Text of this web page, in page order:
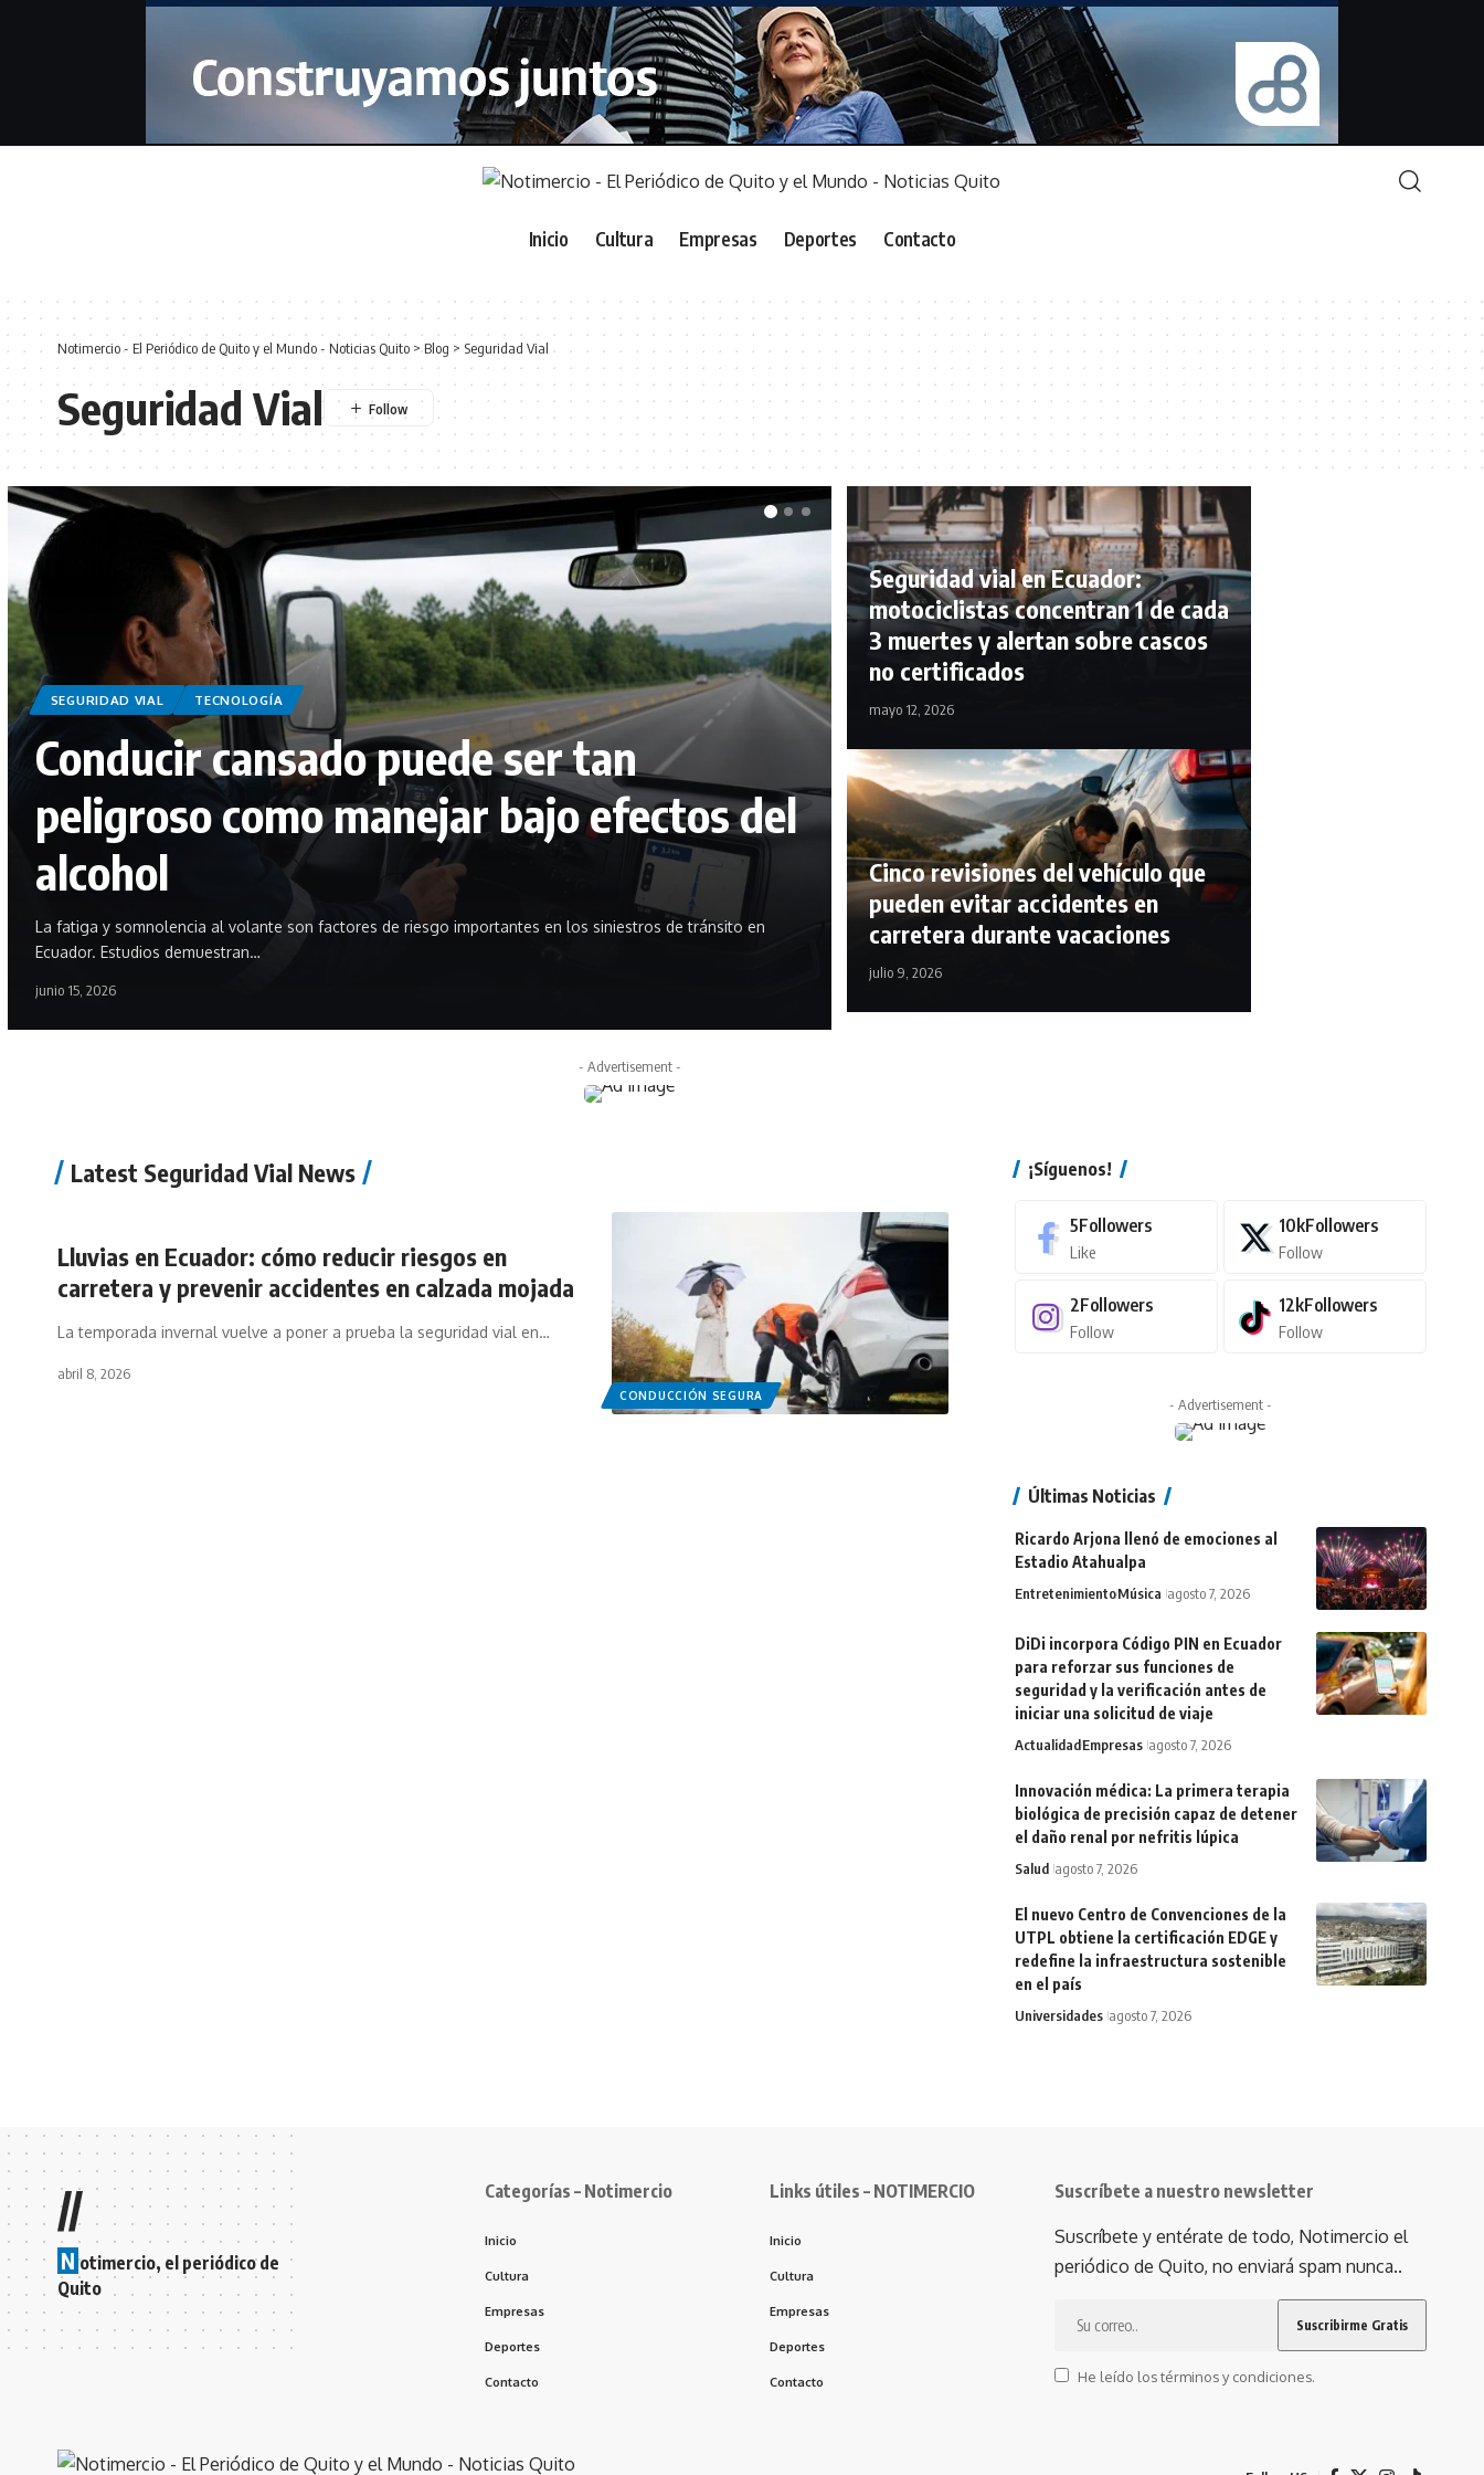
Inicio Cultura Empresas Deportes Contacto
Notimercio - El Periódico de Quito y el Mundo - Noticias Quito >Blog > Seguridad Vial
Seguridad Vial
SEGURIDAD VIAL TECNOLOGÍA
Conducir cansado puede ser tan
peligroso como manejar bajo efectos del
alcohol
La fatiga y somnolencia al volante son factores de riesgo importantes en los siniestros de tránsito en
Ecuador. Estudios demuestran…
junio 15, 2026
Seguridad vial en Ecuador:
motociclistas concentran 1 de cada
3 muertes y alertan sobre cascos
no certificados
mayo 12, 2026
Cinco revisiones del vehículo que
pueden evitar accidentes en
carretera durante vacaciones
julio 9, 2026
- Advertisement -
Latest Seguridad Vial News
CONDUCCIÓN SEGURA
Lluvias en Ecuador: cómo reducir riesgos en
carretera y prevenir accidentes en calzada mojada
La temporada invernal vuelve a poner a prueba la seguridad vial en…
abril 8, 2026
¡Síguenos!
5Followers
Like
10kFollowers
Follow
2Followers
Follow
12kFollowers
Follow
- Advertisement -
Últimas Noticias
Ricardo Arjona llenó de emociones al
Estadio Atahualpa
EntretenimientoMúsica agosto 7, 2026
DiDi incorpora Código PIN en Ecuador
para reforzar sus funciones de
seguridad y la verificación antes de
iniciar una solicitud de viaje
ActualidadEmpresas agosto 7, 2026
Innovación médica: La primera terapia
biológica de precisión capaz de detener
el daño renal por nefritis lúpica
Salud agosto 7, 2026
El nuevo Centro de Convenciones de la
UTPL obtiene la certificación EDGE y
redefine la infraestructura sostenible
en el país
Universidades agosto 7, 2026
//
N otimercio, el periódico de
Quito
Categorías – Notimercio
Inicio
Cultura
Empresas
Deportes
Contacto
Links útiles – NOTIMERCIO
Inicio
Cultura
Empresas
Deportes
Contacto
Suscríbete a nuestro newsletter
Suscríbete y entérate de todo, Notimercio el
periódico de Quito, no enviará spam nunca..
He leído los términos y condiciones.